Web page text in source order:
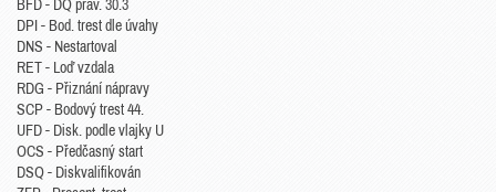
BFD - DQ prav. 30.3
DPI - Bod. trest dle úvahy
DNS - Nestartoval
RET - Loď vzdala
RDG - Přiznání nápravy
SCP - Bodový trest 44.
UFD - Disk. podle vlajky U
OCS - Předčasný start
DSQ - Diskvalifikován